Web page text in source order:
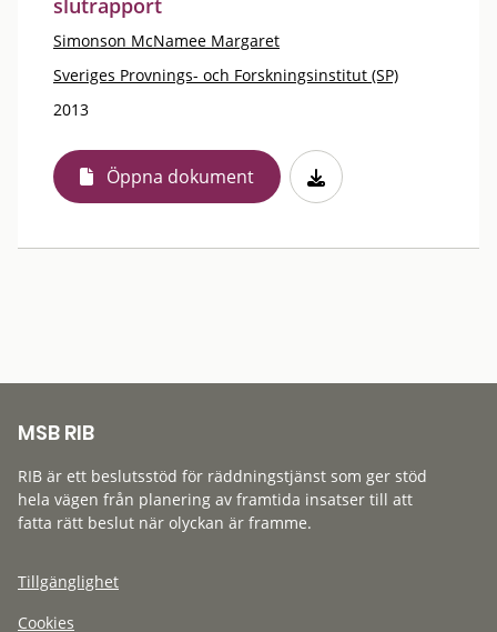
Simonson McNamee Margaret
Sveriges Provnings- och Forskningsinstitut (SP)
2013
Öppna dokument
MSB RIB
RIB är ett beslutsstöd för räddningstjänst som ger stöd
hela vägen från planering av framtida insatser till att
fatta rätt beslut när olyckan är framme.
Tillgänglighet
Cookies